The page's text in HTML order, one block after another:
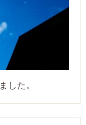
した。